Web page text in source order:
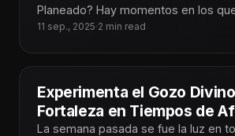
Planeado? Hay momentos en los que, por más que
planeamos cada
11 sep., 2025·2 min read
Experimenta el Gozo
Fortaleza en Tiempos de
La semana pasada se fue la luz en